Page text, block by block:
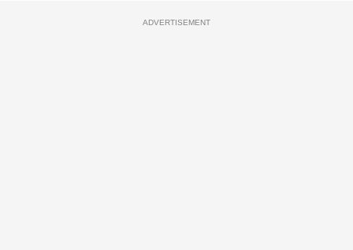
ADVERTISEMENT